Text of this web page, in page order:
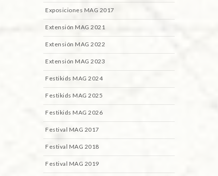
Exposiciones MAG 2017
Extensión MAG 2021
Extensión MAG 2022
Extensión MAG 2023
Festikids MAG 2024
Festikids MAG 2025
Festikids MAG 2026
Festival MAG 2017
Festival MAG 2018
Festival MAG 2019